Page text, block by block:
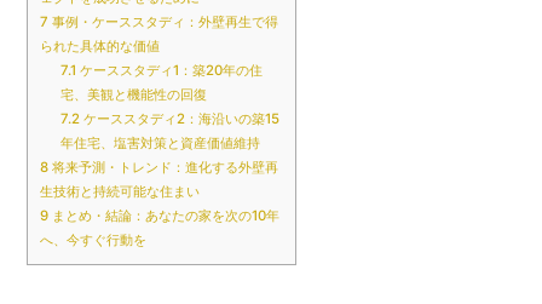
7 事例・ケーススタディ：外壁再生で得
られた具体的な価値
7.1 ケーススタディ1：築20年の住
宅、美観と機能性の回復
7.2 ケーススタディ2：海沿いの築15
年住宅、塩害対策と資産価値維持
8 将来予測・トレンド：進化する外壁再
生技術と持続可能な住まい
9 まとめ・結論：あなたの家を次の10年
へ、今すぐ行動を